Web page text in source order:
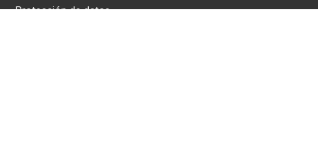
Protección de datos